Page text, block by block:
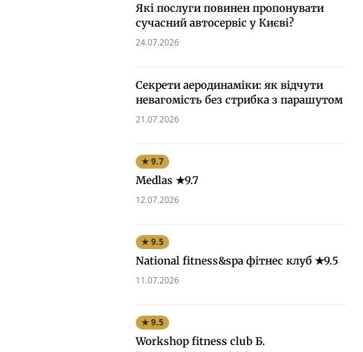
Які послуги повинен пропонувати
сучасний автосервіс у Києві?
24.07.2026
Секрети аеродинаміки: як відчути
невагомість без стрибка з парашутом
21.07.2026
★ 9.7
Medlas ★9.7
12.07.2026
★ 9.5
National fitness&spa фітнес клуб ★9.5
11.07.2026
★ 9.5
Workshop fitness club Б.